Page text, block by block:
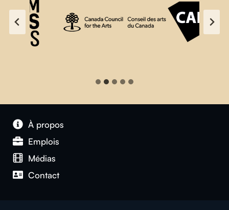
À propos
Emplois
Médias
Contact